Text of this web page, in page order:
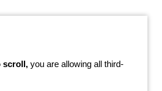
de CEAFA,
que la dependencia ha registrado
por coronavirus en marzo y abril,
registrada, “ este dato
dependientes son especialmente
scroll, you are allowing all third-